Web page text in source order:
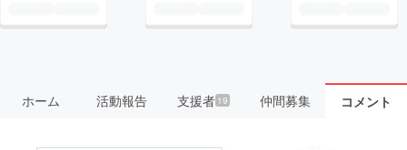
ホーム 活動報告 支援者 19 仲間募集 コメント